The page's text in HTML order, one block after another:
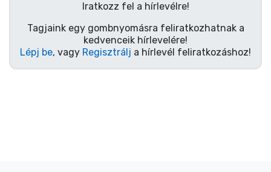
Iratkozz fel a hírlevélre!
Tagjaink egy gombnyomásra feliratkozhatnak a
kedvenceik hírlevelére!
Lépj be, vagy Regisztrálj a hírlevél feliratkozáshoz!
Mesés cuccok
Animés cuccok